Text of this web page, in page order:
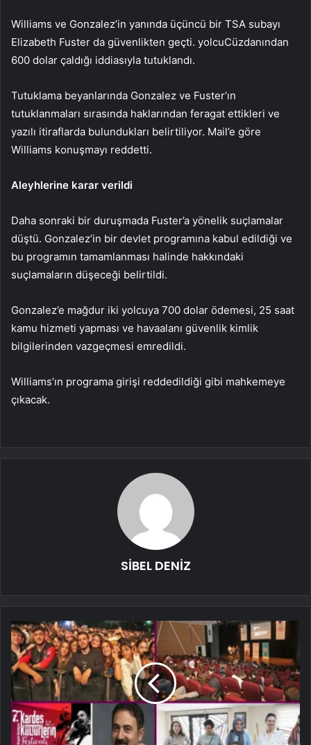
Williams ve Gonzalez’in yanında üçüncü bir TSA subayı
Elizabeth Fuster da güvenlikten geçti. yolcuCüzdanından
600 dolar çaldığı iddiasıyla tutuklandı.
Tutuklama beyanlarında Gonzalez ve Fuster’ın
tutuklanmaları sırasında haklarından feragat ettikleri ve
yazılı itiraflarda bulundukları belirtiliyor. Mail’e göre
Williams konuşmayı reddetti.
Aleyhlerine karar verildi
Daha sonraki bir duruşmada Fuster’a yönelik suçlamalar
düştü. Gonzalez’in bir devlet programına kabul edildiği ve
bu programın tamamlanması halinde hakkındaki
suçlamaların düşeceği belirtildi.
Gonzalez’e mağdur iki yolcuya 700 dolar ödemesi, 25 saat
kamu hizmeti yapması ve havaalanı güvenlik kimlik
bilgilerinden vazgeçmesi emredildi.
Williams’ın programa girişi reddedildiği gibi mahkemeye
çıkacak.
SİBEL DENİZ